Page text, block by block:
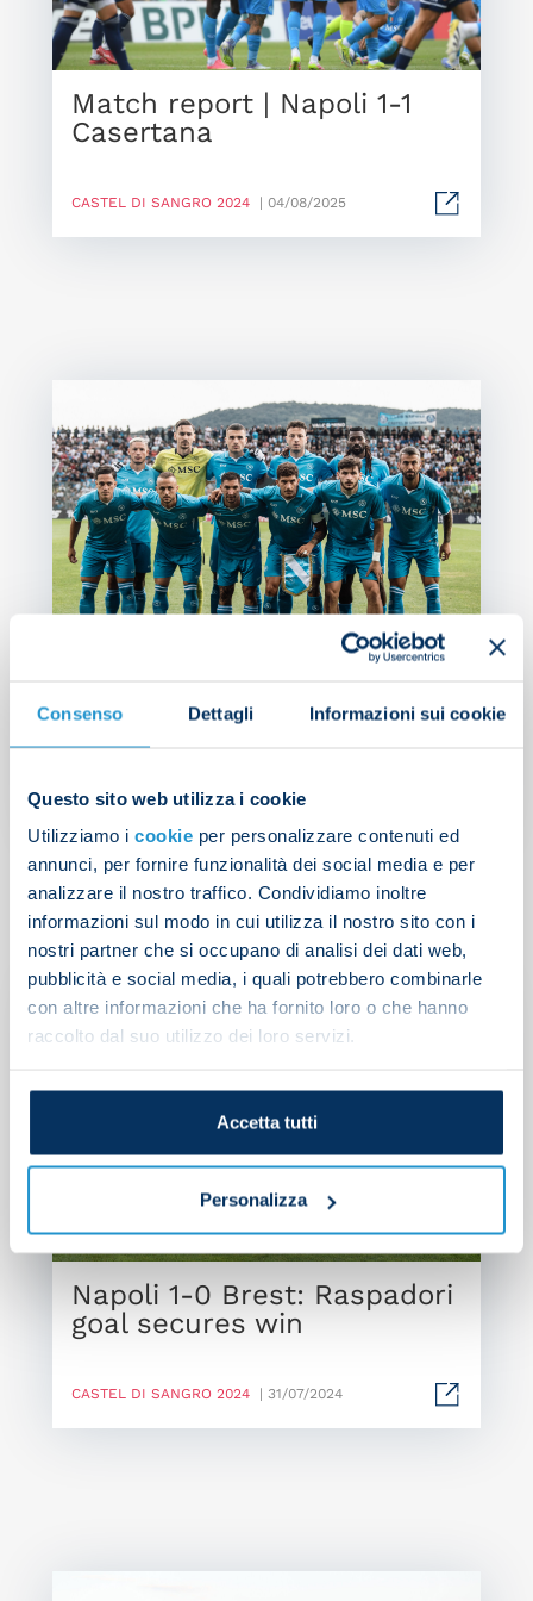
Consenso Dettagli Informazioni sui cookie
Questo sito web utilizza i cookie
Utilizziamo i cookie per personalizzare contenuti ed
annunci, per fornire funzionalità dei social media e per
analizzare il nostro traffico. Condividiamo inoltre
informazioni sul modo in cui utilizza il nostro sito con i
nostri partner che si occupano di analisi dei dati web,
pubblicità e social media, i quali potrebbero combinarle
con altre informazioni che ha fornito loro o che hanno
raccolto dal suo utilizzo dei loro servizi.
Accetta tutti
Personalizza
Match report | Napoli 1-1
Casertana
CASTEL DI SANGRO 2024 | 04/08/2025
Napoli 0-2 Girona
CASTEL DI SANGRO 2024 | 03/08/2024
Napoli 1-0 Brest: Raspadori
goal secures win
CASTEL DI SANGRO 2024 | 31/07/2024